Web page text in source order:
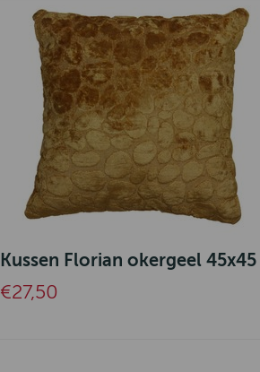
Kussen Florian okergeel 45x45
€27,50